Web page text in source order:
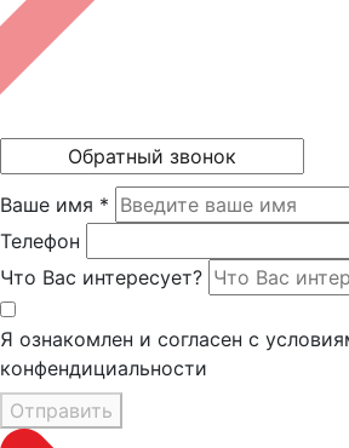
Ваше имя *
Телефон
Что Вас интересует?
Я ознакомлен и согласен с
конфендициальности
Отправить